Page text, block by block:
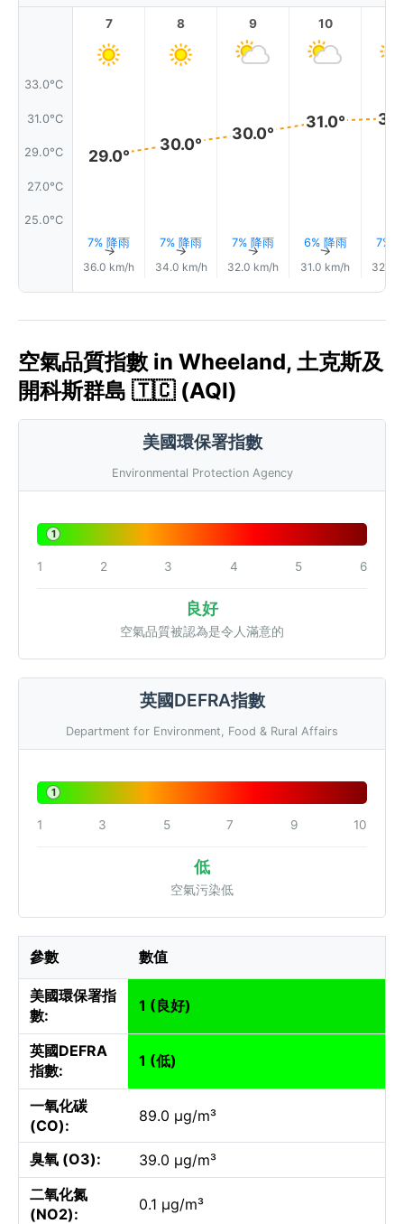
33.0°C
31.0°C
29.0°C
27.0°C
25.0°C
7
29.0°
7% 降雨
↑
36.0 km/h
8
30.0°
7% 降雨
↑
34.0 km/h
9
30.0°
7% 降雨
↑
32.0 km/h
10
31.0°
6% 降雨
↑
31.0 km/h
7%
32.0
空氣品質指數 in Wheeland, 土克斯及
開科斯群島 🇹🇨 (AQI)
美國環保署指數
Environmental Protection Agency
1
1 2 3 4 5 6
良好
空氣品質被認為是令人滿意的
英國DEFRA指數
Department for Environment, Food & Rural Affairs
1
1 3 5 7 9 10
低
空氣污染低
參數 數值
美國環保署指
數:
1 (良好)
英國DEFRA
指數:
1 (低)
一氧化碳
(CO):
89.0 µg/m³
臭氧 (O3):
39.0 µg/m³
二氧化氮
(NO2):
0.1 µg/m³